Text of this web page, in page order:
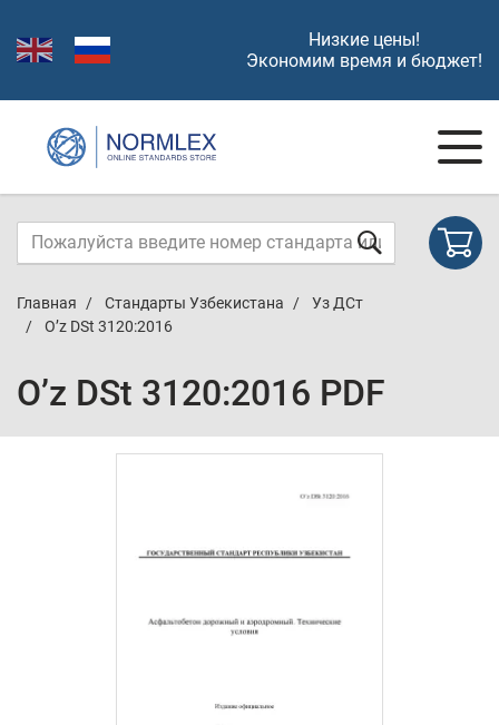
Низкие цены!
Экономим время и бюджет!
Главная Стандарты Узбекистана
Уз ДСт
O’z DSt 3120:2016
O’z DSt 3120:2016 PDF